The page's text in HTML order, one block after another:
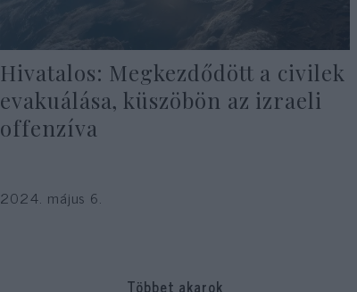
Hivatalos: Megkezdődött a civilek
evakuálása, küszöbön az izraeli
offenzíva
2024. május 6.
Többet akarok